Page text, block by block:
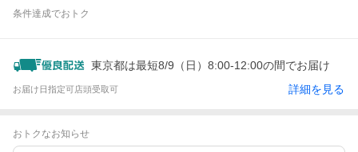
条件達成でおトク
東京都は最短8/9（日）8:00-12:00の間でお届け
お届け日指定可 店頭受取可 詳細を見る
おトクなお知らせ